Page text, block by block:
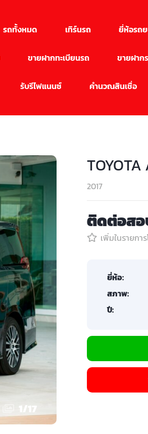
รถทั้งหมด เทิร์นรถ ยี่ห้อรถ
ขายฝากทะเบียนรถ ขายฝาก
รับรีไฟแนนซ์ คำนวณสินเชื่อ
1/17
2017
ติดต่อสอ
เพิ่มในรายกา
ยี่ห้อ:
สภาพ:
ปี: